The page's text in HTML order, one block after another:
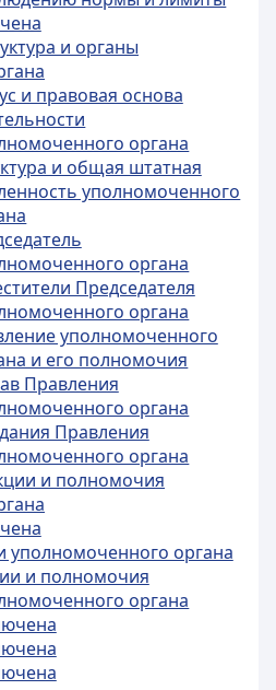
и органы
и правовая основа
органа
и общая штатная
уполномоченного
органа
Председателя
органа
уполномоченного
и его полномочия
Правления
органа
Правления
органа
и полномочия
уполномоченного органа
и полномочия
органа